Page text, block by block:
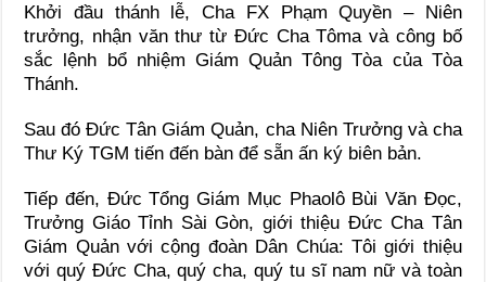
Khởi đầu thánh lễ, Cha FX Phạm Quyền – Niên
trưởng, nhận văn thư từ Đức Cha Tôma và công bố
sắc lệnh bổ nhiệm Giám Quản Tông Tòa của Tòa
Thánh.
Sau đó Đức Tân Giám Quản, cha Niên Trưởng và cha
Thư Ký TGM tiến đến bàn để sẵn ấn ký biên bản.
Tiếp đến, Đức Tổng Giám Mục Phaolô Bùi Văn Đọc,
Trưởng Giáo Tỉnh Sài Gòn, giới thiệu Đức Cha Tân
Giám Quản với cộng đoàn Dân Chúa: Tôi giới thiệu
với quý Đức Cha, quý cha, quý tu sĩ nam nữ và toàn